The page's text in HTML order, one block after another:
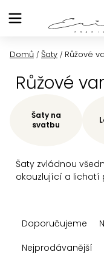
na
Domů / Šaty / Růžové
Růžové
Šaty zvládnou
okouzlující a lichotí
Šaty na
svatbu
aDoporučujeme
Nejprodávanější